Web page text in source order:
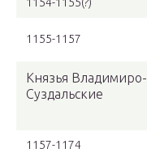
1155-1157
Князья Владимиро-
Суздальские
1157-1174